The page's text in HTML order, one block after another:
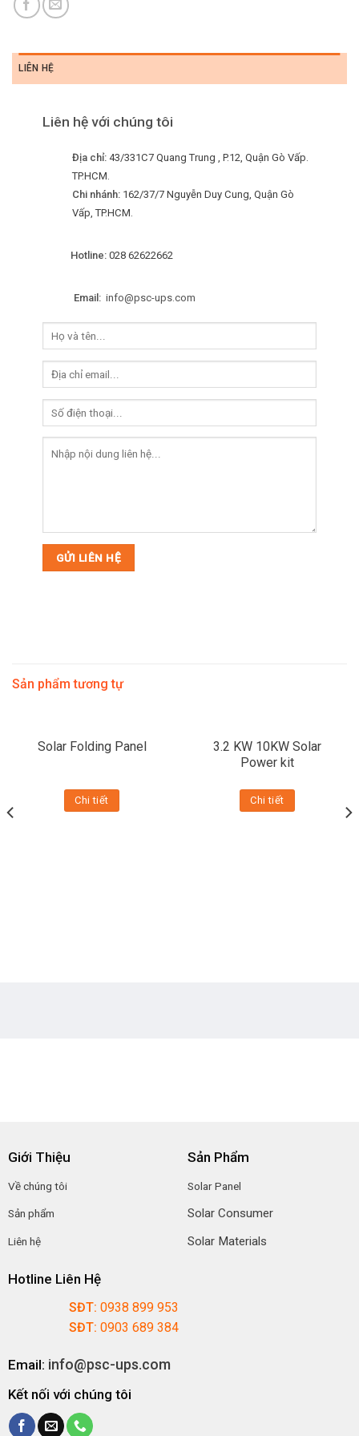
LIÊN HỆ
Liên hệ với chúng tôi
Địa chỉ: 43/331C7 Quang Trung , P.12, Quận Gò Vấp.
TP.HCM.
Chi nhánh: 162/37/7 Nguyễn Duy Cung, Quận Gò
Vấp, TP.HCM.
Hotline: 028 62622662
Email:info@psc-ups.com
Sản phẩm tương tự
Solar Folding Panel
Chi tiết
3.2 KW 10KW Solar
Power kit
Chi tiết
Giới Thiệu
Về chúng tôi
Sản phẩm
Liên hệ
Sản Phẩm
Solar Panel
Solar Consumer
Solar Materials
Hotline Liên Hệ
SĐT: 0938 899 953
SĐT: 0903 689 384
Email: info@psc-ups.com
Kết nối với chúng tôi